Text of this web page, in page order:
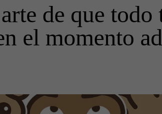
de que todo
el momento